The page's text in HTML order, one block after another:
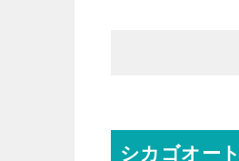
シカゴオー